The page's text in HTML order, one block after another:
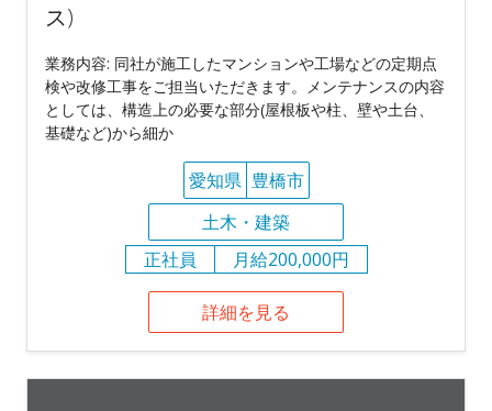
ス)
業務内容: 同社が施工したマンションや工場などの定期点
検や改修工事をご担当いただきます。メンテナンスの内容
としては、構造上の必要な部分(屋根板や柱、壁や土台、
基礎など)から細か
愛知県 豊橋市
土木・建築
正社員
月給200,000円
詳細を見る